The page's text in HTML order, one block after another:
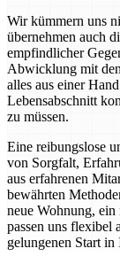
Wir kümmern uns
übernehmen auch
empfindlicher
Abwicklung mit
alles aus einer
Lebensabschnitt
zu müssen.
Eine reibungslose
von Sorgfalt,
aus erfahrenen
bewährten
neue Wohnung,
passen uns flexibel
gelungenen Start